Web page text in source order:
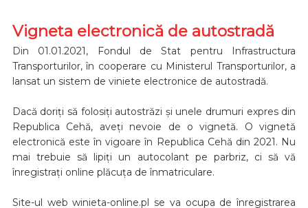
Vigneta electronică de autostradă
Din 01.01.2021, Fondul de Stat pentru Infrastructura
Transporturilor, în cooperare cu Ministerul Transporturilor, a
lansat un sistem de viniete electronice de autostradă.
Dacă doriți să folosiți autostrăzi și unele drumuri expres din
Republica Cehă, aveți nevoie de o vignetă. O vignetă
electronică este în vigoare în Republica Cehă din 2021. Nu
mai trebuie să lipiți un autocolant pe parbriz, ci să vă
înregistrați online plăcuța de înmatriculare.
Site-ul web winieta-online.pl se va ocupa de înregistrarea